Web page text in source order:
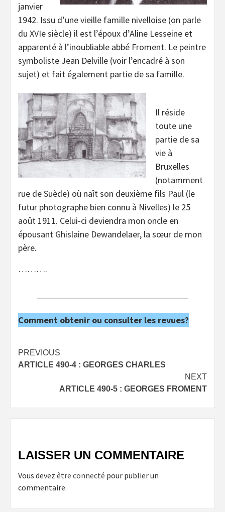
janvier
1942. Issu d’une vieille famille nivelloise (on parle
du XVIe siècle) il est l’époux d’Aline Lesseine et
apparenté à l’inoubliable abbé Froment. Le peintre
symboliste Jean Delville (voir l’encadré à son
sujet) et fait également partie de sa famille.
Il réside
toute une
partie de sa
vie à
Bruxelles
(notamment
rue de Suède) où naît son deuxième fils Paul (le
futur photographe bien connu à Nivelles) le 25
août 1911. Celui-ci deviendra mon oncle en
épousant Ghislaine Dewandelaer, la sœur de mon
père.
……….
Comment obtenir ou consulter les revues?
Post
navigation
PREVIOUS
ARTICLE 490-4 : GEORGES CHARLES
NEXT
ARTICLE 490-5 : GEORGES FROMENT
LAISSER UN COMMENTAIRE
Vous devez être connecté pour publier un
commentaire.